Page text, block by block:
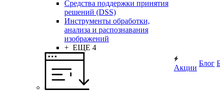
Средства поддержки принятия
решений (DSS)
Инструменты обработки,
анализа и распознавания
изображений
+ ЕЩЕ 4
Акции
Блог